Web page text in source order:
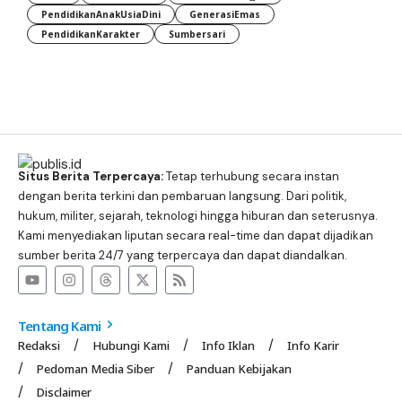
PendidikanAnakUsiaDini
GenerasiEmas
PendidikanKarakter
Sumbersari
Situs Berita Terpercaya:Tetap terhubung secara instan
dengan berita terkini dan pembaruan langsung. Dari politik,
hukum, militer, sejarah, teknologi hingga hiburan dan seterusnya.
Kami menyediakan liputan secara real-time dan dapat dijadikan
sumber berita 24/7 yang terpercaya dan dapat diandalkan.
Tentang Kami
Redaksi Hubungi Kami Info Iklan
Info Karir
Pedoman Media Siber
Panduan Kebijakan
Disclaimer